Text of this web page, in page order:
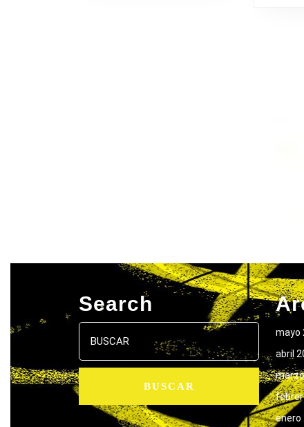
Search
Buscar:
mayo
abril
enero